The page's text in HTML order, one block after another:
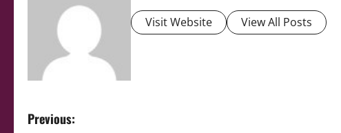
Visit Website View All Posts
P
Previous: